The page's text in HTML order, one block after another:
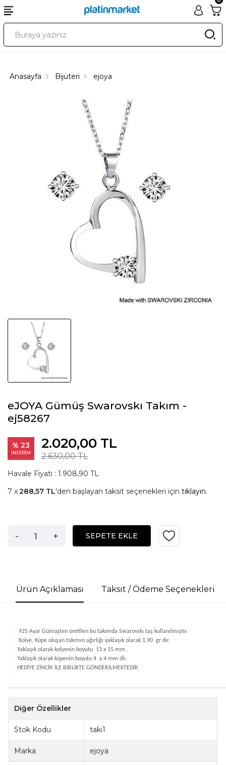
Anasayfa Bijüteri ejoya
eJOYA Gümüş Swarovskı Takım -
ej58267
% 23
İNDİRİM 2.630,00 TL
2.020,00 TL
Havale Fiyatı : 1.908,90 TL
288,57 TL'den başlayan taksit seçenekleri için tıklayın.
- + SEPETE EKLE
Ürün Açıklaması Taksit / Ödeme Seçenekleri
925 Ayar Gümüşten üretilen bu takımda Swarovskı taş kullanılmıştır.
Kolye, Küpe oluşan takımın ağırlığı yaklaşık olarak 1,90 gr dır.
Yaklaşık olarak kolyenin boyutu 13 x 15 mm ,
Yaklaşık olarak küpenin boyutu 4 x 4 mm dir.
HEDİYE ZİNCİR İLE BİRLİKTE GÖNDERİLMEKTEDİR
Diğer Özellikler
Stok Kodu taki1
Marka ejoya